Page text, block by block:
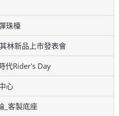
珠檯
林新品上市發表會
代Rider's Day
心
_客製底座